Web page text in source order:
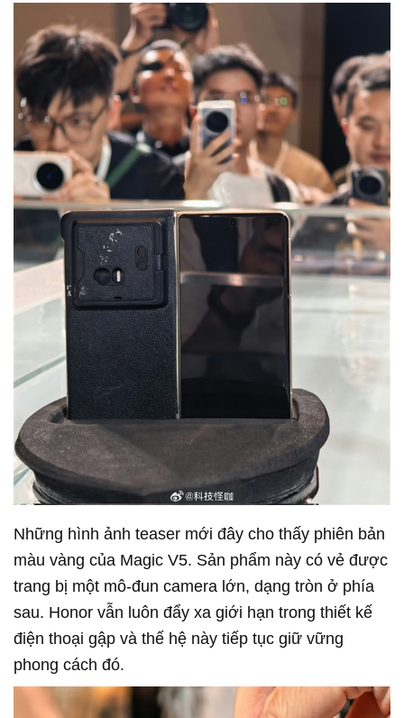
Những hình ảnh teaser mới đây cho thấy phiên bản
màu vàng của Magic V5. Sản phẩm này có vẻ được
trang bị một mô-đun camera lớn, dạng tròn ở phía
sau. Honor vẫn luôn đẩy xa giới hạn trong thiết kế
điện thoại gập và thế hệ này tiếp tục giữ vững
phong cách đó.